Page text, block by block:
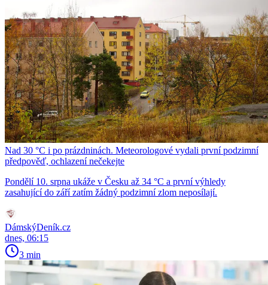
Nad 30 °C i po prázdninách. Meteorologové vydali první podzimní
předpověď, ochlazení nečekejte
Pondělí 10. srpna ukáže v Česku až 34 °C a první výhledy
zasahující do září zatím žádný podzimní zlom neposílají.
DámskýDeník.cz
dnes, 06:15
3 min